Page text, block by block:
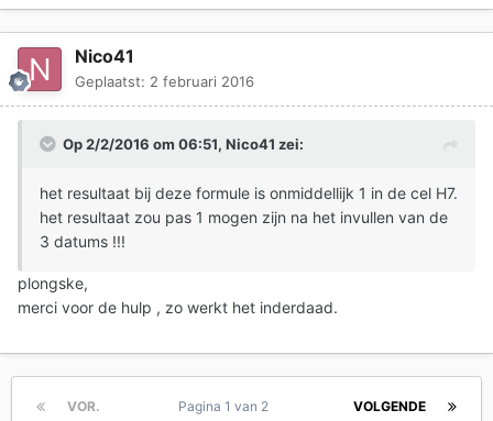
Nico41
Geplaatst: 2 februari 2016
Op 2/2/2016 om 06:51, Nico41 zei:
het resultaat bij deze formule is onmiddellijk 1 in de cel H7.
het resultaat zou pas 1 mogen zijn na het invullen van de
3 datums !!!
plongske,
merci voor de hulp , zo werkt het inderdaad.
VOR. VOLGENDE
Pagina 1 van 2